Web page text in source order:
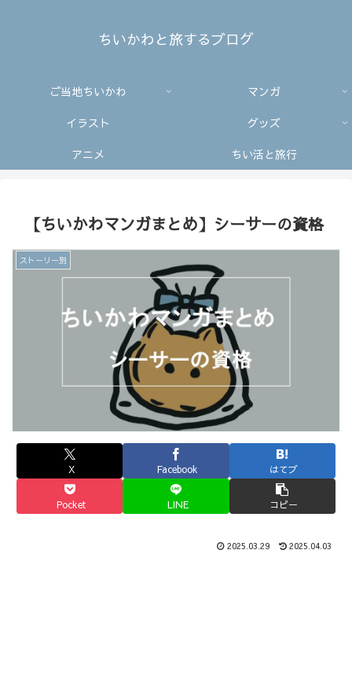
ちいかわと旅するブログ
ご当地ちいかわ
マンガ
イラスト
グッズ
アニメ
ちい活と旅行
【ちいかわマンガまとめ】シーサーの資格
ストーリー別
X Facebook はてブ
Pocket LINE コピー
2025.03.29 2025.04.03